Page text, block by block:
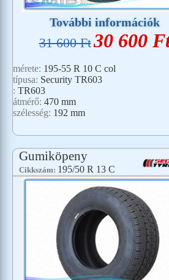
További információk
31 600 Ft30 600
mérete: 195-55 R 10 C col
típusa: Security TR603
: TR603
átmérő: 470 mm
szélesség: 192 mm
Gumiköpeny
Cikkszám: 195/50 R 13 C